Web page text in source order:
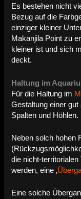
Es bestehen nicht
Bezug auf die
einziger kleiner
Makanjila Point zu
kleiner ist und sich
deckt.
Haltung im
Für die Haltung im
Gestaltung einer
Spalten und Höhlen.
Neben solch hohen
die nicht-
werden, eine ‚
Eine solche